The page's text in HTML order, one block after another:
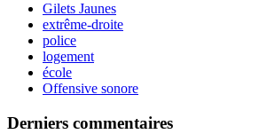
Gilets Jaunes
extrême-droite
police
logement
école
Offensive sonore
Derniers commentaires